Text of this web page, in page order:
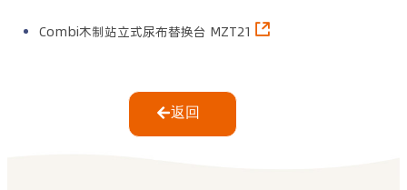
Combi木制站立式尿布替换台 MZT21
返回